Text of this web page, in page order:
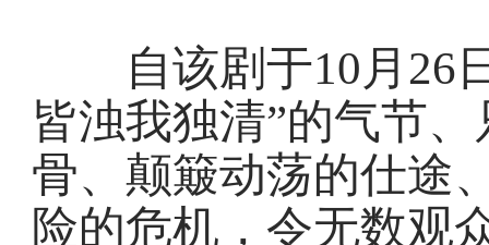
自该剧于10月26日
皆浊我独清”的气节
骨、颠簸动荡的仕途
险的危机，令无数观